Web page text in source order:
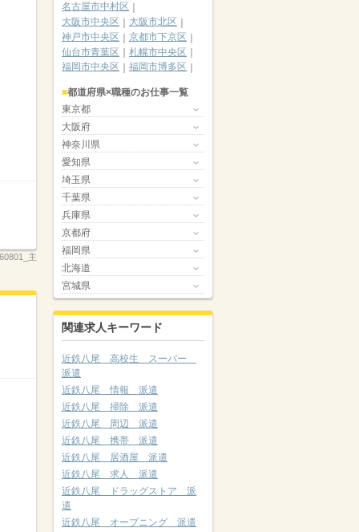
主
名古屋市中村区
大阪市中央区
大阪市北区
神戸市中央区
京都市下京区
仙台市青葉区
札幌市中央区
福岡市中央区
福岡市博多区
都道府県×職種のお仕事一覧
東京都
大阪府
神奈川県
愛知県
埼玉県
千葉県
兵庫県
京都府
福岡県
北海道
宮城県
関連求人キーワード
近鉄八尾 高校生 スーパー
派遣
近鉄八尾 情報 派遣
近鉄八尾 掃除 派遣
近鉄八尾 周辺 派遣
近鉄八尾 携帯 派遣
近鉄八尾 居酒屋 派遣
近鉄八尾 求人 派遣
近鉄八尾 ドラッグストア 派
遣
近鉄八尾 オープニング 派遣